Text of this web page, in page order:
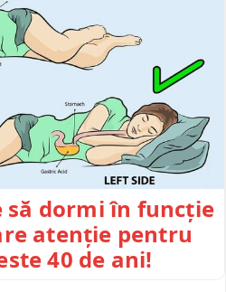
dormi în funcție
atenție pentru
40 de ani!